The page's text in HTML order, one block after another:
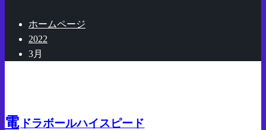
ホームページ
2022
3月
電 ドラボールハイスピード